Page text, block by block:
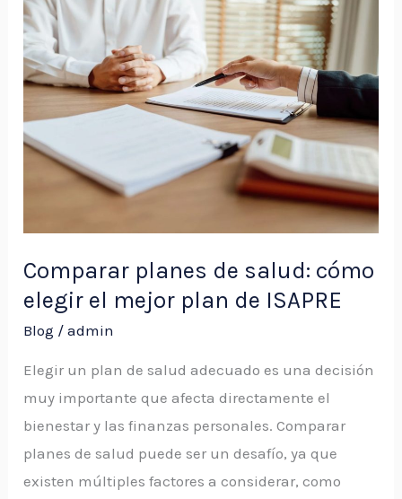
Comparar planes de salud: cómo
elegir el mejor plan de ISAPRE
Blog /admin
Elegir un plan de salud adecuado es una decisión
muy importante que afecta directamente el
bienestar y las finanzas personales. Comparar
planes de salud puede ser un desafío, ya que
existen múltiples factores a considerar, como
Comparar
planes
de
salud:
cómo
elegir
plan
de
ISAPRE